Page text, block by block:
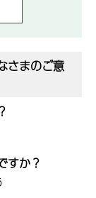
さまのご意
すか？